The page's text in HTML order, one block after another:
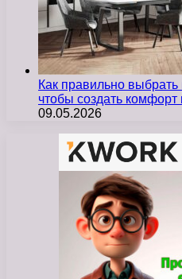
Как правильно
чтобы создать
09.05.2026